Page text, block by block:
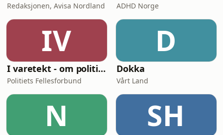
Redaksjonen, Avisa Nordland ADHD Norge
IV
I varetekt - om politi og politikk
Politiets Fellesforbund
D
Dokka
Vårt Land
N SH